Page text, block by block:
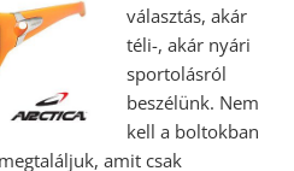
választás, akár
téli-, akár nyári
sportolásról
beszélünk. Nem
kell a boltokban
amit csak